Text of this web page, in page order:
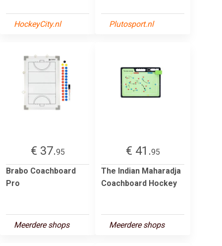
HockeyCity.nl Plutosport.nl
€ 37.95
Brabo Coachboard
Pro
Meerdere shops
€ 41.95
The Indian Maharadja
Coachboard Hockey
Meerdere shops